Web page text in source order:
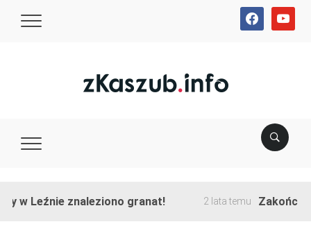
facebookyoutube
znaleziono granat! 2 lata temu Zakończono